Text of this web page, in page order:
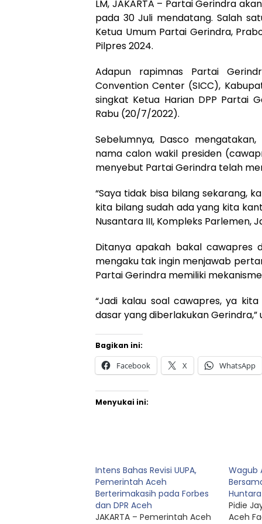
LM, JAKARTA – Partai Gerindra
pada 30 Juli mendatang. Salah
Ketua Umum Partai Gerindra,
Pilpres 2024.
Adapun rapimnas Partai
Convention Center (SICC),
singkat Ketua Harian DPP Partai
Rabu (20/7/2022).
Sebelumnya, Dasco
nama calon wakil presiden
menyebut Partai Gerindra telah
“Saya tidak bisa bilang sekarang,
kita bilang sudah ada yang kita
Nusantara III, Kompleks Parlemen,
Ditanya apakah bakal cawapres
mengaku tak ingin menjawab
Partai Gerindra memiliki
“Jadi kalau soal cawapres, ya
dasar yang diberlakukan Gerindra,”
Bagikan ini:
Facebook X WhatsApp
Menyukai ini:
Intens Bahas Revisi UUPA,
Pemerintah Aceh
Berterimakasih pada Forbes
dan DPR Aceh
JAKARTA – Pemerintah Aceh
Wagub
‎Pidie
Aceh